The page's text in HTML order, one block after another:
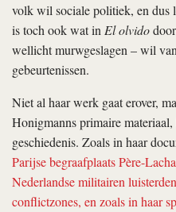
volk wil sociale politiek, en dus
is toch ook wat inEl olvido
wellicht murwgeslagen – wil
gebeurtenissen.
Niet al haar werk gaat erover,
Honigmanns primaire
geschiedenis. Zoals in haar
Parijse begraafplaats Père-
Nederlandse militairen
conflictzones, en zoals in haar